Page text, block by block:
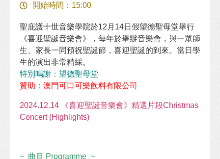
開始時間：15:00
聖庇護十世音樂學院於12月14日假望德聖母堂舉行
《喜迎聖誕音樂會》，每年於舉辦音樂會，與一眾師
生、家長一同預祝聖誕節，喜迎聖誕的到來。當日學
生的演出非常精綵。
特別鳴謝：望德聖母堂
贊助：澳門可口可樂飲料有限公司
2024.12.14 《喜迎聖誕音樂會》精選片段Christmas
Concert (Highlights)
~ 曲目 Programme ~